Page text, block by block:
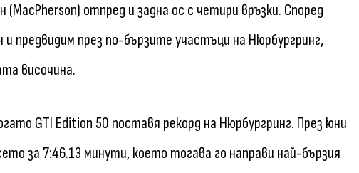
отпред и задна ос с четири връзки. Според
предвидим през по-бързите участъци на Нюрбургринг,
височина.
GTI Edition 50 поставя рекорд на Нюрбургринг. През юни
за 7:46.13 минути, което тогава го направи най-бързия